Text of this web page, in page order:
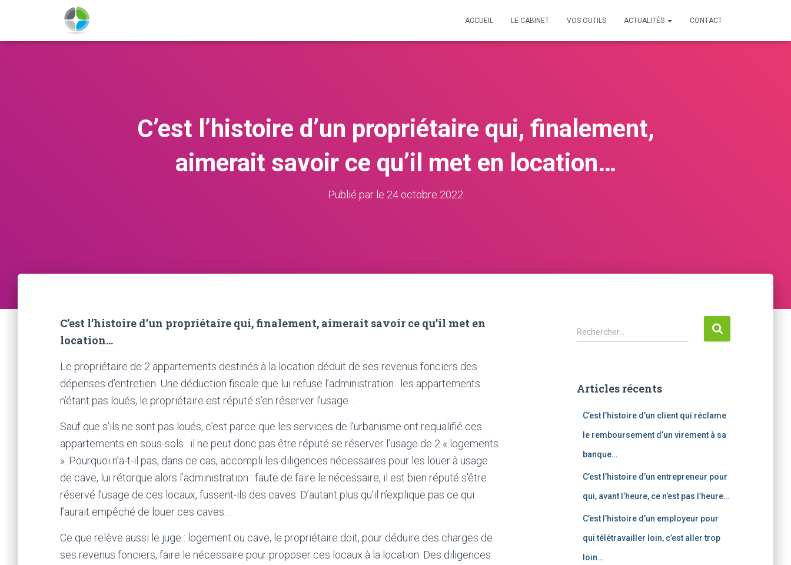
ACCUEIL LE CABINET VOS OUTILS ACTUALITÉS CONTACT
C’est l’histoire d’un propriétaire qui, finalement,
aimerait savoir ce qu’il met en location…
Publié par le 24 octobre 2022
C’est l’histoire d’un propriétaire qui, finalement, aimerait savoir ce qu’il met en
location…
Le propriétaire de 2 appartements destinés à la location déduit de ses revenus fonciers des
dépenses d’entretien. Une déduction fiscale que lui refuse l’administration : les appartements
n’étant pas loués, le propriétaire est réputé s’en réserver l’usage…
Sauf que s’ils ne sont pas loués, c’est parce que les services de l’urbanisme ont requalifié ces
appartements en sous-sols : il ne peut donc pas être réputé se réserver l’usage de 2 « logements
». Pourquoi n’a-t-il pas, dans ce cas, accompli les diligences nécessaires pour les louer à usage
de cave, lui rétorque alors l’administration : faute de faire le nécessaire, il est bien réputé s’être
réservé l’usage de ces locaux, fussent-ils des caves. D’autant plus qu’il n’explique pas ce qui
l’aurait empêché de louer ces caves…
Ce que relève aussi le juge : logement ou cave, le propriétaire doit, pour déduire des charges de
ses revenus fonciers, faire le nécessaire pour proposer ces locaux à la location. Des diligences
R
e
r
Rechercher…
Articles récents
C’est l’histoire d’un client qui réclame
le remboursement d’un virement à sa
banque…
C’est l’histoire d’un entrepreneur pour
qui, avant l’heure, ce n’est pas l’heure…
C’est l’histoire d’un employeur pour
qui télétravailler loin, c’est aller trop
loin…